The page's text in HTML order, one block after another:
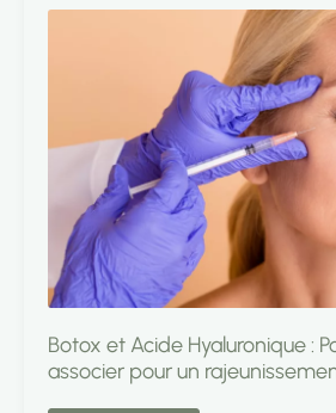
Botox et Acide Hyaluronique :
associer pour un